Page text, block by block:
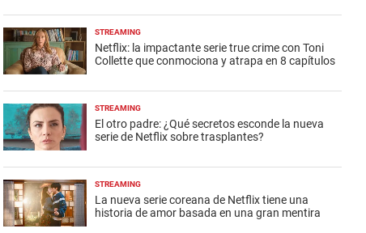
STREAMING
Netflix: la impactante serie true crime con Toni
Collette que conmociona y atrapa en 8 capítulos
STREAMING
El otro padre: ¿Qué secretos esconde la nueva
serie de Netflix sobre trasplantes?
STREAMING
La nueva serie coreana de Netflix tiene una
historia de amor basada en una gran mentira